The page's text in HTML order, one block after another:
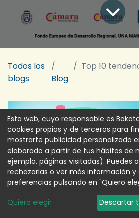
Todos los
blogs
Blog
Top 10 tendencias de
Esta web, cuyo responsable es
cookies propias y de terceros para
mostrarte publicidad personalizada
elaborado a partir de tus hábitos de
ejemplo, páginas visitadas). Puedes
rechazarlas o ver más información
preferencias pulsando en "Quiero
Quiero elegir Descartar